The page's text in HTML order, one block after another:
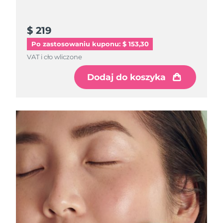
$ 219
Po zastosowaniu kuponu: $ 153,30
VAT i cło wliczone
Dodaj do koszyka
Włochy
Oczekiwany czas dostawy
Oczekiwany czas dostawy
8/14/26
Jersey
8/16/26
Kazachstan
Oczekiwany czas dostawy
8/13/26
Kuwejt
Oczekiwany czas dostawy
8/11/26
Łotwa
Oczekiwany czas dostawy
8/11/26